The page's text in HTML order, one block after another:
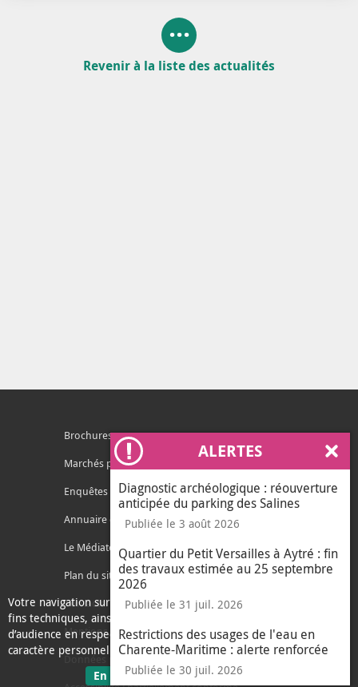
Votre navigation sur ce site nécessite l’usage de cookies pour des
fins techniques, ainsi que des cookies anonymisés de mesure
d’audience en respect de la législation relative aux données à
caractère personnel.
En savoir plussur les données personnelles
J'ai compris
ALERTES
Diagnostic archéologique : réouverture
anticipée du parking des Salines
Publiée le 3 août 2026
Quartier du Petit Versailles à Aytré : fin
des travaux estimée au 25 septembre
2026
Publiée le 31 juil. 2026
Restrictions des usages de l'eau en
Charente-Maritime : alerte renforcée
Publiée le 30 juil. 2026
Revenir à la liste des actualités
Brochures
Marchés publics
Enquêtes publiques
Annuaire des services
Le Médiateur de l'Agglo
Plan du site
Contacter l'agglo
Mentions légales